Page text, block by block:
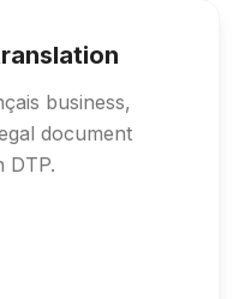
business,
document
DTP.